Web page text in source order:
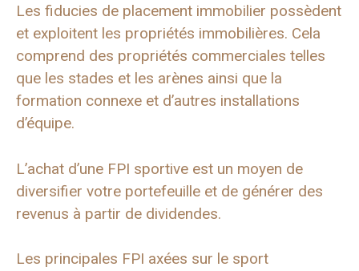
Les fiducies de placement immobilier possèdent
et exploitent les propriétés immobilières. Cela
comprend des propriétés commerciales telles
que les stades et les arènes ainsi que la
formation connexe et d’autres installations
d’équipe.
L’achat d’une FPI sportive est un moyen de
diversifier votre portefeuille et de générer des
revenus à partir de dividendes.
Les principales FPI axées sur le sport